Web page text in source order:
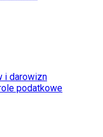
i darowizn
podatkowe